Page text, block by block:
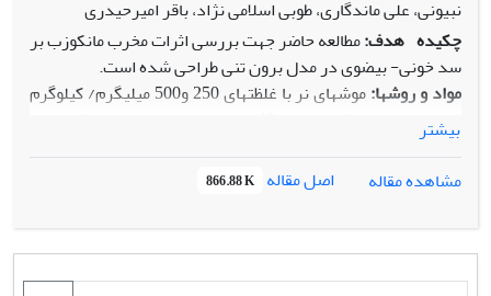
نبیونی، علی ماندگاری، طوبی اسلامی نژاد، باقر امیرحیدری
چکیده هدف:مطالعه حاضر جهت بررسی اثرات مخرب مانکوزب بر
سد خونی- بیضوی در مدل برون تنی طراحی شده است.
مواد و روشها:
موش‫های نر با غلظت‫های 250 و500 میلی‫گرم/ کیلوگرم
شدند. نفوذپذیری سد خونی- بیضوی با استفاده از رنگ ایوانس
روش Real time-PCRدر گروه‫های مختلف تعیین شد.
نتایج:
غلظت رنگ ایوانس بلو در لومن لوله‫های منی‫ساز حیواناتی که
مانکوزب دریافت کرده بودند افزایش یافته بود. همچنین میزان
بیشتر
مشاهده مقاله
اصل مقاله 866.88 K